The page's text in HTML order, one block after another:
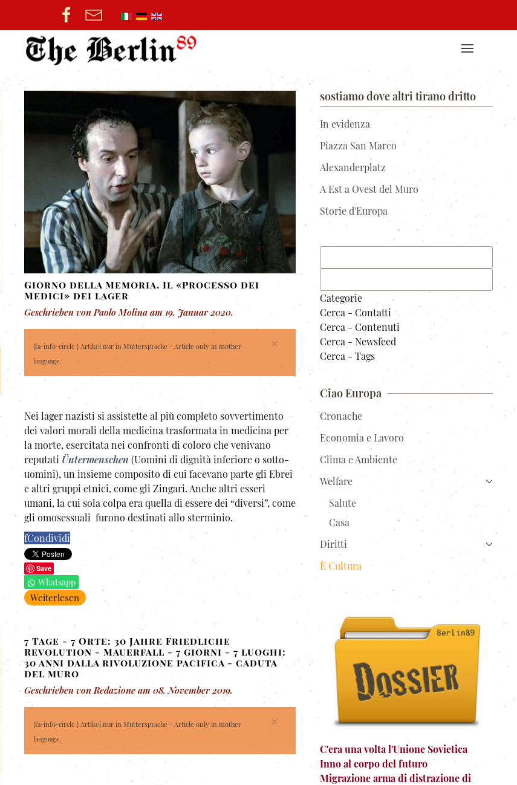
Giorno della Memoria. Il «Processo dei
Medici» dei lager
Geschrieben von Paolo Molina am 19. Januar 2020.
×
{fa-info-circle } Artikel nur in Muttersprache - Article only in mother
language.
Nei lager nazisti si assistette al più completo sovvertimento
dei valori morali della medicina trasformata in medicina per
la morte, esercitata nei confronti di coloro che venivano
reputati Üntermenschen (Uomini di dignità inferiore o sotto-
uomini), un insieme composito di cui facevano parte gli Ebrei
e altri gruppi etnici, come gli Zingari. Anche altri esseri
umani, la cui sola colpa era quella di essere dei “diversi”, come
gli omosessuali furono destinati allo sterminio.
fCondividi
Save
Whatsapp
Weiterlesen
7 Tage - 7 Orte: 30 Jahre Friedliche
Revolution - Mauerfall - 7 giorni - 7 luoghi:
30 anni dalla rivoluzione pacifica - caduta
del muro
Geschrieben von Redazione am 08. November 2019.
×
{fa-info-circle } Artikel nur in Muttersprache - Article only in mother
language.
sostiamo dove altri tirano dritto
In evidenza
Piazza San Marco
Alexanderplatz
A Est a Ovest del Muro
Storie d'Europa
Categorie
Cerca - Contatti
Cerca - Contenuti
Cerca - Newsfeed
Cerca - Tags
Ciao Europa
Cronache
Economia e Lavoro
Clima e Ambiente
Welfare
Salute
Casa
Diritti
È Cultura
C'era una volta l'Unione Sovietica
Inno al corpo del futuro
Migrazione arma di distrazione di